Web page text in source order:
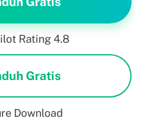
Rating 4.8
Gratis
Download